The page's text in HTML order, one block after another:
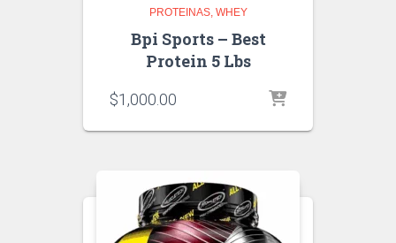
PROTEINAS WHEY
Bpi Sports – Best
Protein 5 Lbs
$1,000.00